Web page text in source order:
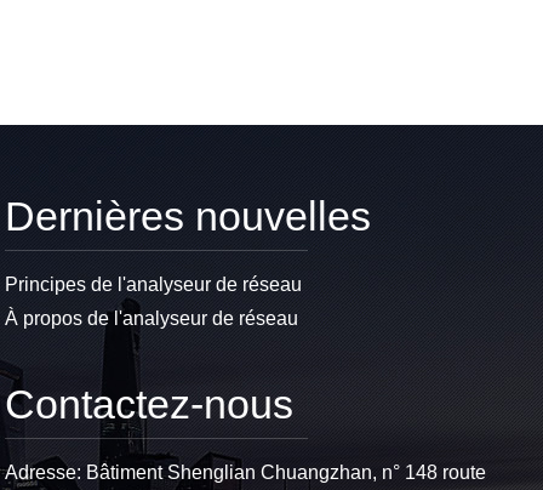
Dernières nouvelles
Principes de l'analyseur de réseau
À propos de l'analyseur de réseau
Contactez-nous
Adresse: Bâtiment Shenglian Chuangzhan, n° 148 route